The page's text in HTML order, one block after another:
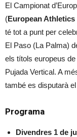
El Campionat
(European
té tot a punt per
El Paso (La Palma)
els títols europeus
Pujada Vertical. A
també es disputarà
Programa
Divendres 1 de